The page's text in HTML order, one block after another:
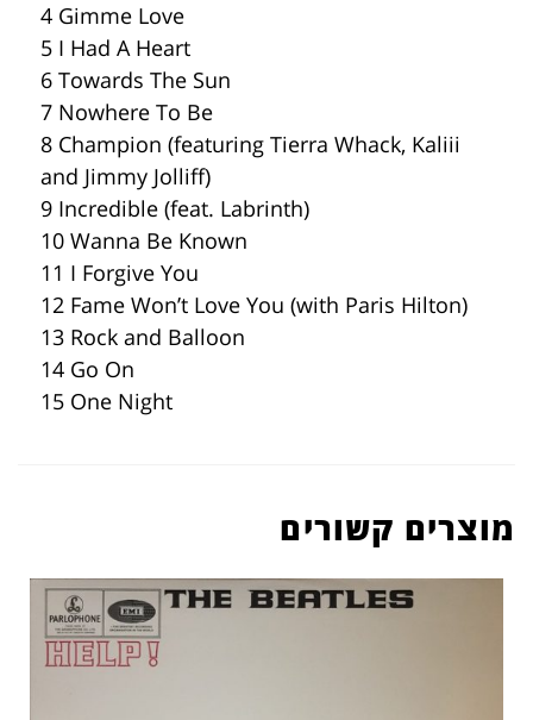
4 Gimme Love
5 I Had A Heart
6 Towards The Sun
7 Nowhere To Be
8 Champion (featuring Tierra Whack, Kaliii
and Jimmy Jolliff)
9 Incredible (feat. Labrinth)
10 Wanna Be Known
11 I Forgive You
12 Fame Won’t Love You (with Paris Hilton)
13 Rock and Balloon
14 Go On
15 One Night
מוצרים קשורים